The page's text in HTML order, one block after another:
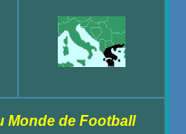
Monde de Football